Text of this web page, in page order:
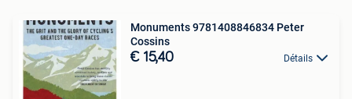
Monuments 9781408846834 Peter
Cossins
€ 15,40 Détails